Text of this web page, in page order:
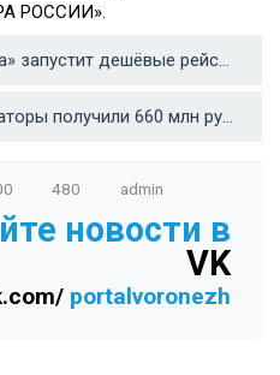
РОССИИ».
← Авиакомпания «Победа» запустит дешёвые рейсы из Воронежа в Москву и Санкт-Петербург
Воронежские мультипликаторы получили 660 млн рублей от Фонда кино →
480 admin
новости в
VK
portalvoronezh